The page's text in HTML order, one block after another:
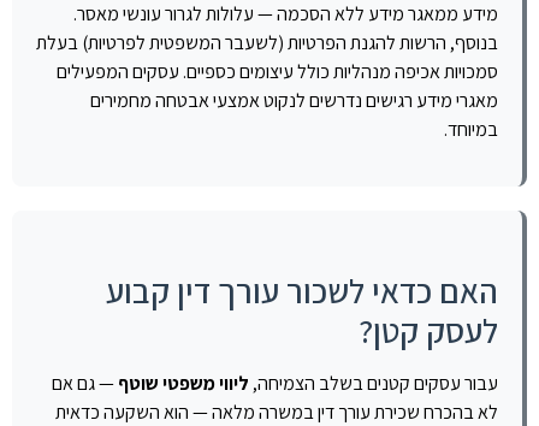
מידע ממאגר מידע ללא הסכמה — עלולות לגרור עונשי מאסר.
בנוסף, הרשות להגנת הפרטיות (לשעבר המשפטית לפרטיות) בעלת
סמכויות אכיפה מנהליות כולל עיצומים כספיים. עסקים המפעילים
מאגרי מידע רגישים נדרשים לנקוט אמצעי אבטחה מחמירים
במיוחד.
האם כדאי לשכור עורך דין קבוע
לעסק קטן?
עבור עסקים קטנים בשלב הצמיחה, ליווי משפטי שוטף— גם אם
לא בהכרח שכירת עורך דין במשרה מלאה — הוא השקעה כדאית